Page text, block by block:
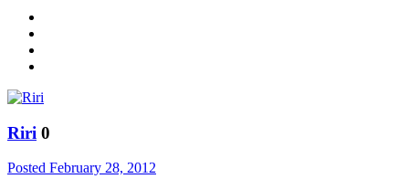
Riri 0
Posted February 28, 2012